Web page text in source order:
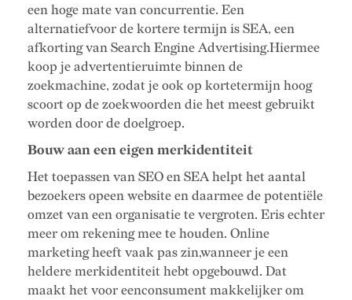
een hoge mate van concurrentie. Een
alternatiefvoor de kortere termijn is SEA, een
afkorting van Search Engine Advertising.Hiermee
koop je advertentieruimte binnen de
zoekmachine, zodat je ook op kortetermijn hoog
scoort op de zoekwoorden die het meest gebruikt
worden door de doelgroep.
Bouw aan een eigen merkidentiteit
Het toepassen van SEO en SEA helpt het aantal
bezoekers opeen website en daarmee de potentiële
omzet van een organisatie te vergroten. Eris echter
meer om rekening mee te houden. Online
marketing heeft vaak pas zin,wanneer je een
heldere merkidentiteit hebt opgebouwd. Dat
maakt het voor eenconsument makkelijker om